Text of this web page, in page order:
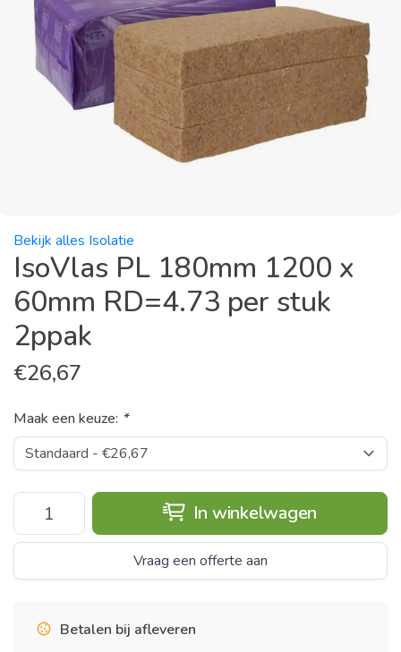
Bekijk alles Isolatie
IsoVlas PL 180mm 1200 x
60mm RD=4.73 per stuk
2ppak
€26,67
Maak een keuze: *
In winkelwagen
Vraag een offerte aan
Betalen bij afleveren